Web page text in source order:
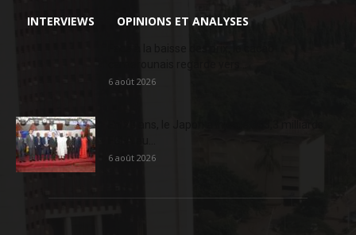
INTERVIEWS OPINIONS ET ANALYSES
6 août 2026
6 août 2026